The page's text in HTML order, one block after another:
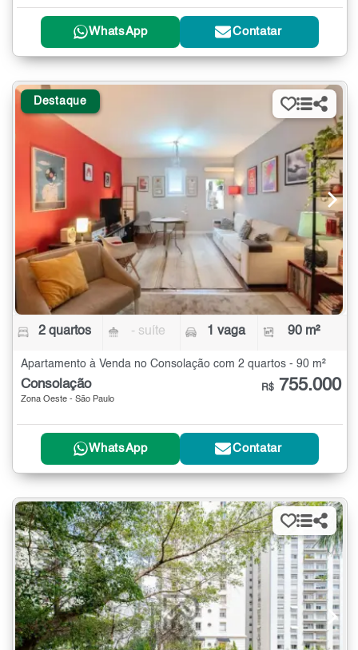
WhatsApp Contatar
Destaque
2 quartos - suíte 1 vaga 90 m²
Apartamento à Venda no Consolação com 2 quartos - 90 m²
Consolação
Zona Oeste - São Paulo
R$ 755.000
WhatsApp Contatar